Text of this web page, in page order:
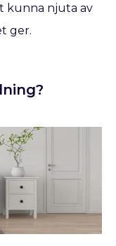
kunna njuta av
ger.